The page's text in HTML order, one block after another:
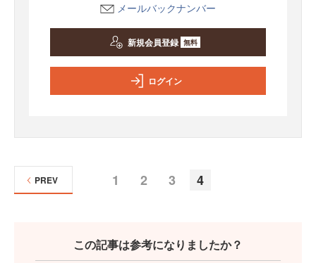
メールバックナンバー
新規会員登録 無料
ログイン
1 2 3 4
PREV
この記事は参考になりましたか？